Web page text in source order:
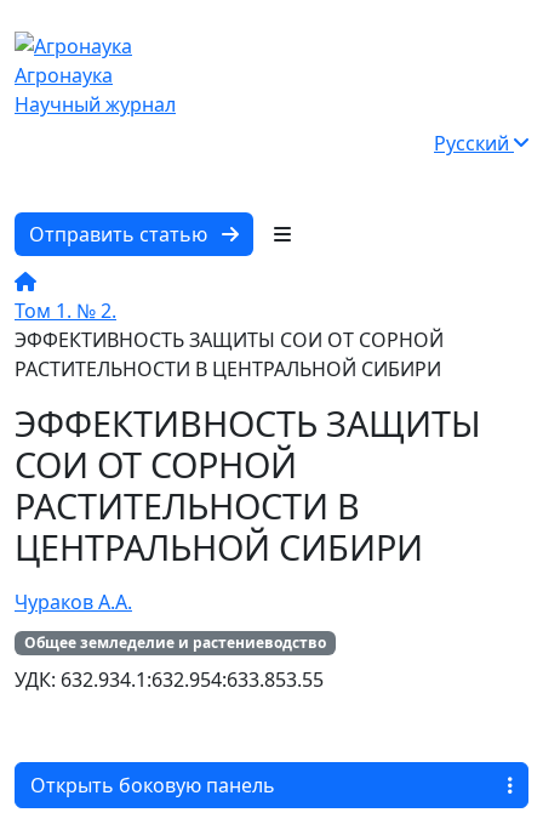
Агронаука
Научный журнал
Русский
Отправить статью
Том 1. № 2.
ЭФФЕКТИВНОСТЬ ЗАЩИТЫ СОИ ОТ СОРНОЙ
РАСТИТЕЛЬНОСТИ В ЦЕНТРАЛЬНОЙ СИБИРИ
ЭФФЕКТИВНОСТЬ ЗАЩИТЫ
СОИ ОТ СОРНОЙ
РАСТИТЕЛЬНОСТИ В
ЦЕНТРАЛЬНОЙ СИБИРИ
Чураков А.А.
Общее земледелие и растениеводство
УДК: 632.934.1:632.954:633.853.55
Открыть боковую панель